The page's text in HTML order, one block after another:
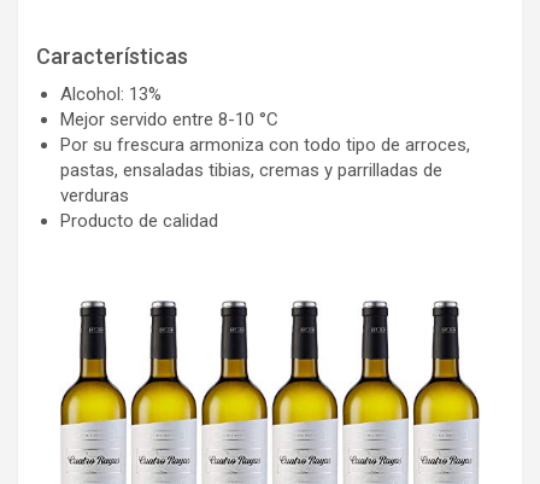
Características
Alcohol: 13%
Mejor servido entre 8-10 °C
Por su frescura armoniza con todo tipo de arroces,
pastas, ensaladas tibias, cremas y parrilladas de
verduras
Producto de calidad